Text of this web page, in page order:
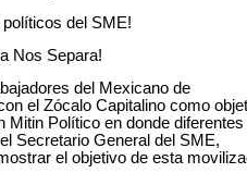
políticos del SME!
Nos Separa!
del Mexicano de
el Zócalo Capitalino como
Mitin Político en donde diferentes
Secretario General del SME,
el objetivo de esta